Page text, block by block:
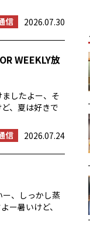
信
2026.07.30
WEEKLY放
したよー、そ
、夏は好きで
信
2026.07.24
ー、しっかし蒸
ー暑いけど、